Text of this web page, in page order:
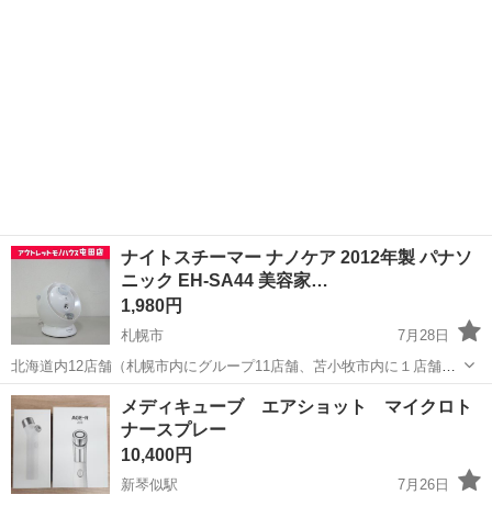
ナイトスチーマー ナノケア 2012年製 パナソ
ニック EH-SA44 美容家…
1,980円
札幌市
7月28日
北海道内12店舗（札幌市内にグループ11店舗、苫小牧市内に１店舗）
総合リサイクルショップ アウトレットモノハウス屯田店です。 スマホ
QRコード決済「PayPay」「auPay」「d払い」と、 クレジットカー
ド...
北海道 札幌市 美容家電 店舗
メディキューブ エアショット マイクロト
ナースプレー
10,400円
新琴似駅
7月26日